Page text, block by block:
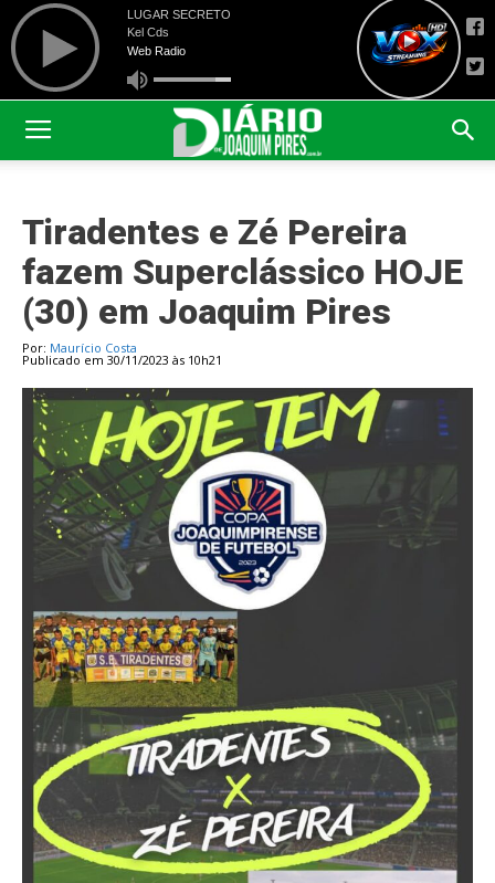
Tiradentes e Zé Pereira
fazem Superclássico HOJE
(30) em Joaquim Pires
Por: Maurício Costa
Publicado em 30/11/2023 às 10h21